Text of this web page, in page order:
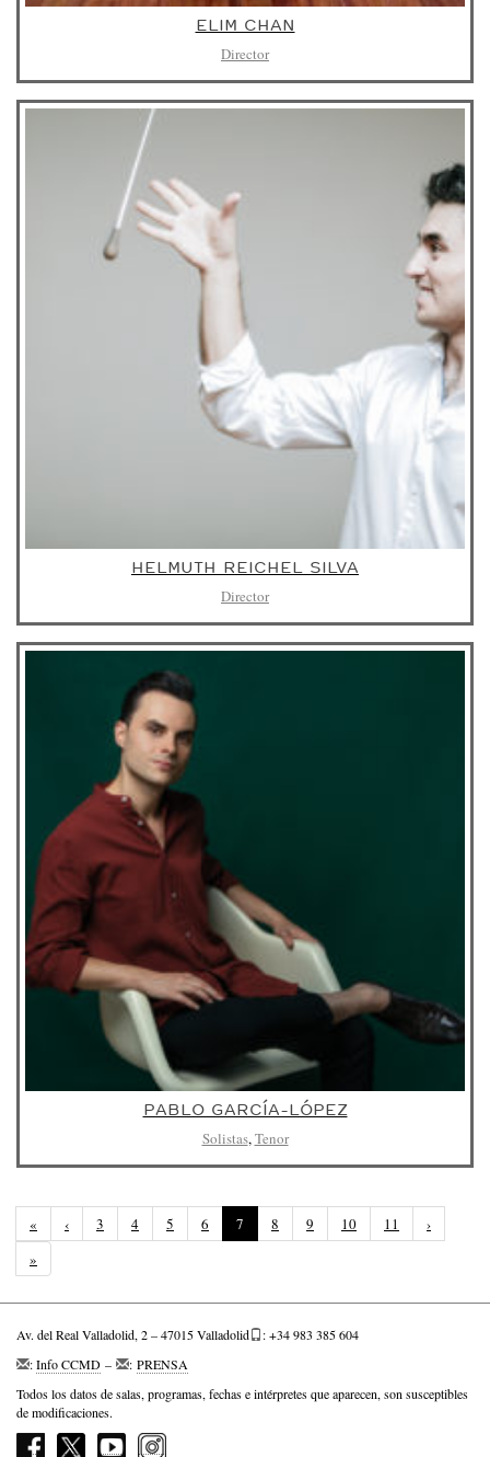
ELIM CHAN
Director
HELMUTH REICHEL SILVA
Director
PABLO GARCÍA-LÓPEZ
Solistas,Tenor
« ‹ 3 4 5 6 7
P
i
a
t
8 9 10 11
›
»
Av. del Real Valladolid, 2 – 47015 Valladolid
: +34 983 385 604
:Info CCMD – : PRENSA
Todos los datos de salas, programas, fechas e intérpretes que aparecen, son susceptibles
de modificaciones.